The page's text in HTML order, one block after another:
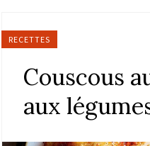
RECETTES
Couscous
aux